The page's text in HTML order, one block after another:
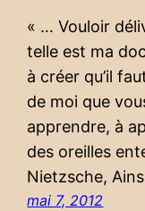
« … Vouloir
telle est ma
à créer qu’il
de moi que
apprendre, à
des oreilles
Nietzsche,
mai 7, 2012